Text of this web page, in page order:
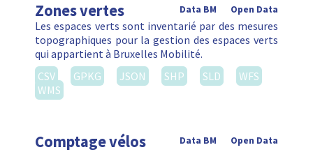
Zones vertes Open Data
Data BM
Les espaces verts sont inventarié par des mesures
topographiques pour la gestion des espaces verts
qui appartient à Bruxelles Mobilité.
CSV
GPKG JSON SHP SLD
WFS
WMS
Comptage vélos Open Data
Data BM